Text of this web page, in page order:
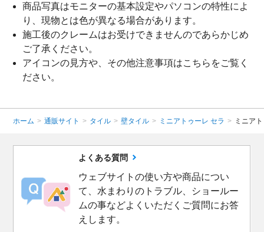
商品写真はモニターの基本設定やパソコンの特性によ
り、現物とは色が異なる場合があります。
施工後のクレームはお受けできませんのであらかじめ
ご了承ください。
アイコンの見方や、その他注意事項はこちら をご覧く
ださい。
ホーム > 通販サイト > タイル > 壁タイル > ミニアトゥーレ セラ > ミニア
よくある質問
ウェブサイトの使い方や商品につい
て、水まわりのトラブル、ショールー
ムの事などよくいただくご質問にお答
えします。